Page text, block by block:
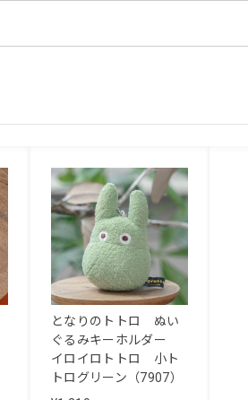
となりのトトロ ぬい
ぐるみキーホルダー
イロイロトトロ 小ト
トログリーン（7907）